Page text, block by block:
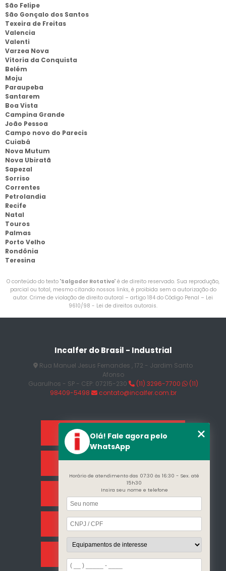
São Felipe
São Gonçalo dos Santos
Texeira de Freitas
Valencia
Valenti
Varzea Nova
Vitoria da Conquista
Belém
Moju
Paraupeba
Santarem
Boa Vista
Campina Grande
João Pessoa
Campo novo do Parecis
Cuiabá
Nova Mutum
Nova Ubiratã
Sapezal
Sorriso
Correntes
Petrolandia
Recife
Natal
Touros
Palmas
Porto Velho
Rondônia
Teresina
O conteúdo do texto "Salgador Rotativo" é de direito reservado. Sua reprodução,
parcial ou total, mesmo citando nossos links, é proibida sem a autorização do
autor. Crime de violação de direito autoral – artigo 184 do Código Penal – Lei
9610/98 - Lei de direitos autorais.
Rua Manuel Jesus Fernandes , 172 - Jardim Santo
Afonso
Guarulhos - SP - CEP: 07215-230
(11) 3296-7700
98409-5498
contato@incalfer.com.br
Home
Sobre Nós
Categorias
Olá! Fale agora pelo
WhatsApp
Horário de atendimento das 07:30 às 16:30 - Sex. até
15h30
Insira seu nome e telefone